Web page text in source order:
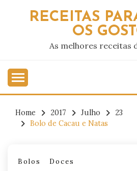
RECEITAS
OS
As melhores receitas
Home 2017 Julho
23
Bolo de Cacau e Natas
Bolos Doces